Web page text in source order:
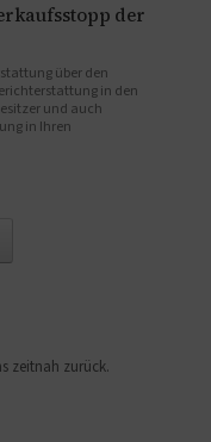
der
über den
in den
und auch
in Ihren
zeitnah zurück.